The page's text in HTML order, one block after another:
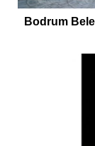
Bodrum